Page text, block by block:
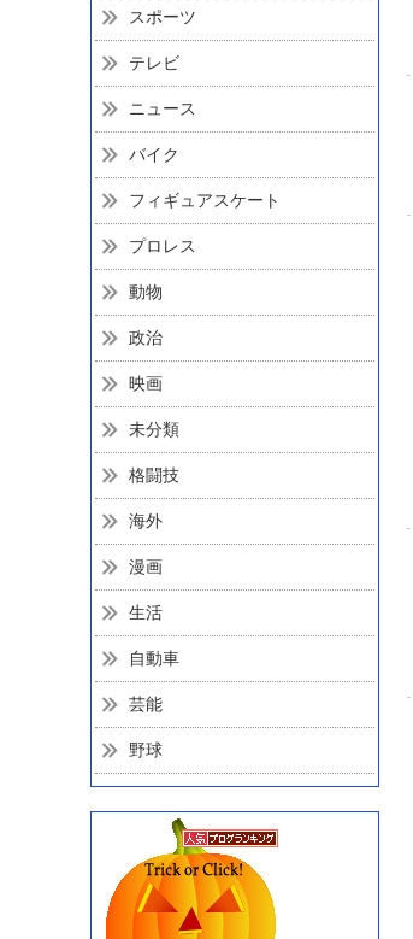
スポーツ
テレビ
ニュース
バイク
フィギュアスケート
プロレス
動物
政治
映画
未分類
格闘技
海外
漫画
生活
自動車
芸能
野球